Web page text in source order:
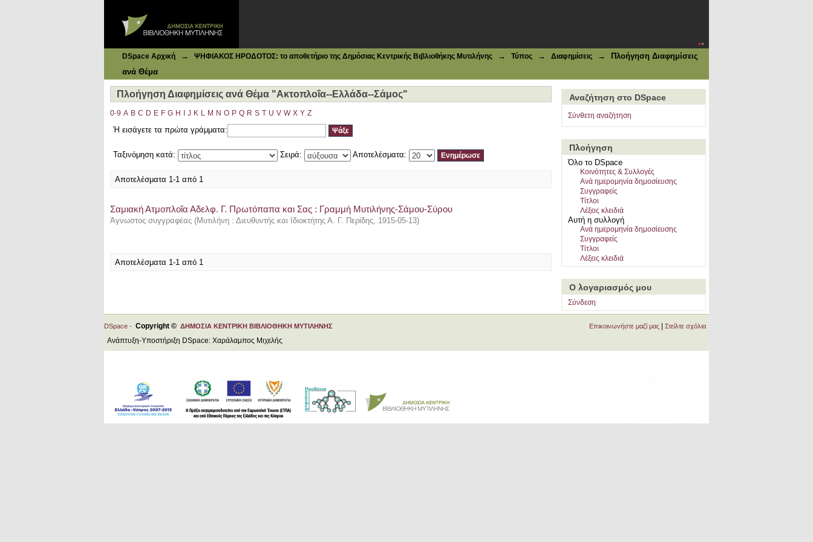
DSpace Αρχική → ΨΗΦΙΑΚΟΣ ΗΡΟΔΟΤΟΣ: το αποθετήριο της Δημόσιας Κεντρικής Βιβλιοθήκης Μυτιλήνης → Τύπος → Διαφημίσεις →
Πλοήγηση Διαφημίσεις
ανά Θέμα
Πλοήγηση Διαφημίσεις ανά Θέμα "Ακτοπλοΐα--Ελλάδα--Σάμος"
0-9 A B C D E F G H J K L M N O P Q R S T U V W X Y Z
Ή εισάγετε τα πρώτα γράμματα:
Ταξινόμηση κατά: Σειρά: Αποτελέσματα:
Αποτελέσματα 1-1 από 1
Σαμιακή Ατμοπλοΐα Αδελφ. Γ. Πρωτόπαπα και Σας : Γραμμή Μυτιλήνης-Σάμου-Σύρου
Άγνωστος συγγραφέας (Μυτιλήνη : Διευθυντής και Ιδιοκτήτης Α. Γ. Περίδης, 1915-05-13)
Αποτελέσματα 1-1 από 1
Αναζήτηση στο DSpace
Σύνθετη αναζήτηση
Πλοήγηση
Όλο το DSpace
Κοινότητες & Συλλογές
Ανά ημερομηνία δημοσίευσης
Συγγραφείς
Τίτλοι
Λέξεις κλειδιά
Αυτή η συλλογή
Ανά ημερομηνία δημοσίευσης
Συγγραφείς
Τίτλοι
Λέξεις κλειδιά
Ο λογαριασμός μου
Σύνδεση
DSpace - Copyright © ΔΗΜΟΣΙΑ ΚΕΝΤΡΙΚΗ ΒΙΒΛΙΟΘΗΚΗ ΜΥΤΙΛΗΝΗΣ
Ανάπτυξη-Υποστήριξη DSpace: Χαράλαμπος Μιχελής
Επικοινωνήστε μαζί μας Στείλτε σχόλια